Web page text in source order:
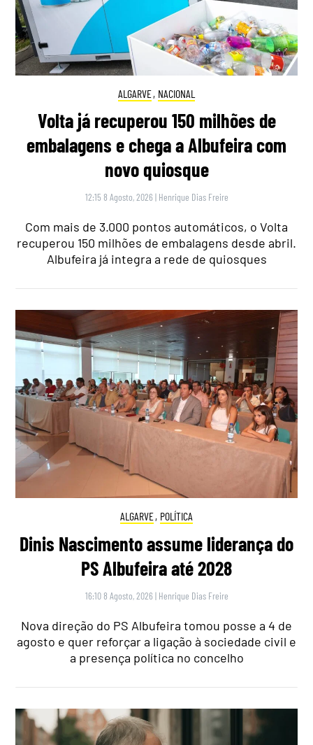
ALGARVE, NACIONAL
Volta já recuperou 150 milhões de
embalagens e chega a Albufeira com
novo quiosque
12:15 8 Agosto, 2026 | Henrique Dias Freire
Com mais de 3.000 pontos automáticos, o Volta
recuperou 150 milhões de embalagens desde abril.
Albufeira já integra a rede de quiosques
ALGARVE, POLÍTICA
Dinis Nascimento assume liderança do
PS Albufeira até 2028
16:10 8 Agosto, 2026 | Henrique Dias Freire
Nova direção do PS Albufeira tomou posse a 4 de
agosto e quer reforçar a ligação à sociedade civil e
a presença política no concelho